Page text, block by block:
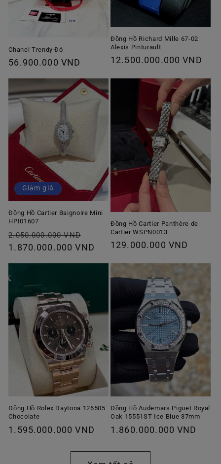
Chanel Trendy Đỏ
Giá
thường
56.900.000 VND
Đồng Hồ Richard Mille 67-02
Alexis Pinturault
Giá
12.500.000.000 VND
Giảm giá
Đồng Hồ Cartier Baignoire Mini
HPI01607
Giá
thông
2.050.000.000 VND
ưu
1.870.000.000 VND
Đồng Hồ Cartier Panthère de
Cartier WSPN0013
Giá
thường
129.000.000 VND
Đồng Hồ Rolex Daytona 126505
Chocolate
Giá
1.595.000.000 VND
Đồng Hồ Audemars Piguet Royal
Oak 15551ST Ice Blue 37mm
Giá
thường
1.860.000.000 VND